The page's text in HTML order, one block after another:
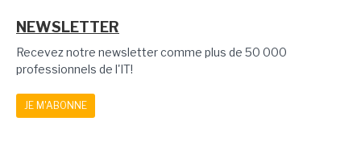
NEWSLETTER
Recevez notre newsletter comme plus de 50 000
professionnels de l'IT!
JE M'ABONNE